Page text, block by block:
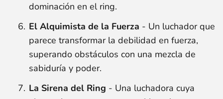
dominación en el ring.
El Alquimista de la Fuerza - Un luchador que
parece transformar la debilidad en fuerza,
superando obstáculos con una mezcla de
sabiduría y poder.
La Sirena del Ring - Una luchadora cuya